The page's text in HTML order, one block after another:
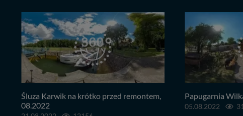
Śluza Karwik na krótko przed remontem,
08.2022
Papugarnia
05.08.2022